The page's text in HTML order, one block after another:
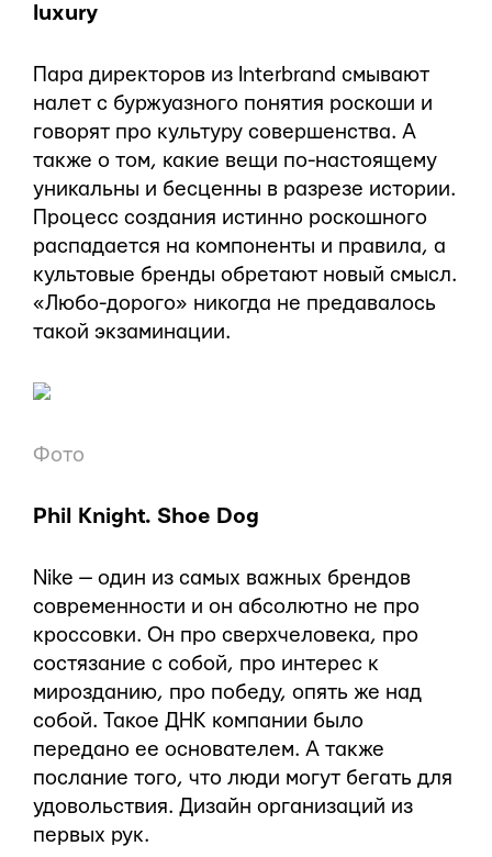
luxury
Пара директоров из Interbrand смывают
налет с буржуазного понятия роскоши и
говорят про культуру совершенства. А
также о том, какие вещи по-настоящему
уникальны и бесценны в разрезе истории.
Процесс создания истинно роскошного
распадается на компоненты и правила, а
культовые бренды обретают новый смысл.
«Любо-дорого» никогда не предавалось
такой экзаминации.
Фото
Phil Knight. Shoe Dog
Nike — один из самых важных брендов
современности и он абсолютно не про
кроссовки. Он про сверхчеловека, про
состязание с собой, про интерес к
мирозданию, про победу, опять же над
собой. Такое ДНК компании было
передано ее основателем. А также
послание того, что люди могут бегать для
удовольствия. Дизайн организаций из
первых рук.